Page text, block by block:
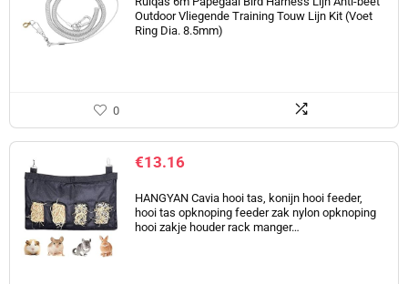
Outdoor Vliegende Training Touw Lijn Kit (Voet
Ring Dia. 8.5mm)
0
€13.16
HANGYAN Cavia hooi tas, konijn hooi feeder,
hooi tas opknoping feeder zak nylon opknoping
hooi zakje houder rack manger…